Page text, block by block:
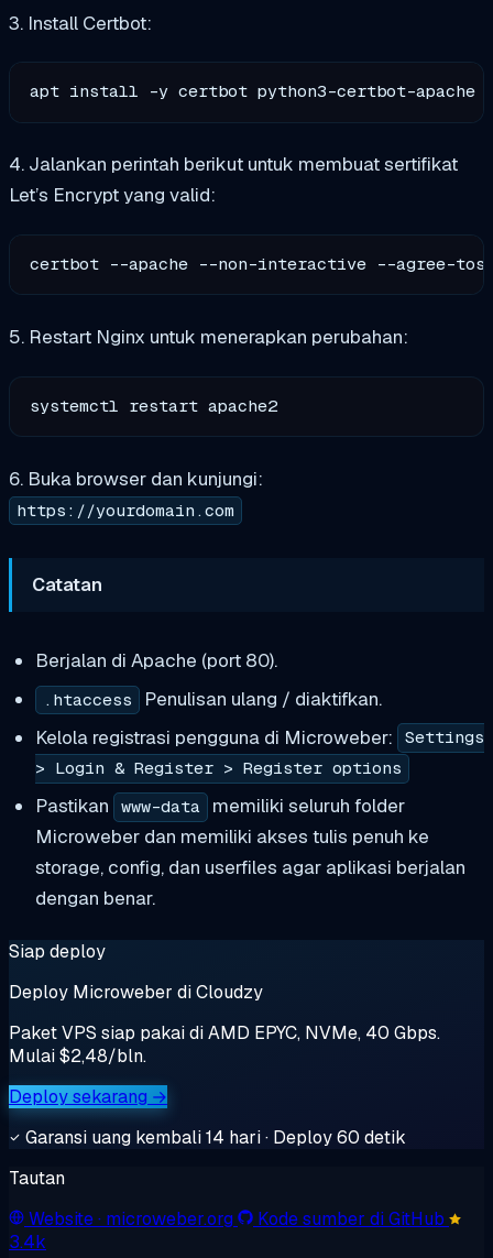
3. Install Certbot:
4. Jalankan perintah berikut untuk membuat sertifikat
Let’s Encrypt yang valid:
certbot --apache --non-interactive --agree-
5. Restart Nginx untuk menerapkan perubahan:
6. Buka browser dan kunjungi:
https://yourdomain.com
Catatan
Berjalan di Apache (port 80).
.htaccess
Penulisan ulang / diaktifkan.
Kelola registrasi pengguna di Microweber: Settings
> Login & Register > Register options
Pastikan www-data
memiliki seluruh folder
Microweber dan memiliki akses tulis penuh ke
storage, config, dan userfiles agar aplikasi berjalan
dengan benar.
Siap deploy
Deploy Microweber di Cloudzy
Paket VPS siap pakai di AMD EPYC, NVMe, 40 Gbps.
Mulai $2,48/bln.
Deploy sekarang →
Garansi uang kembali 14 hari · Deploy 60 detik
Tautan
Website· microweber.org
Kode sumber di GitHub
3.4k